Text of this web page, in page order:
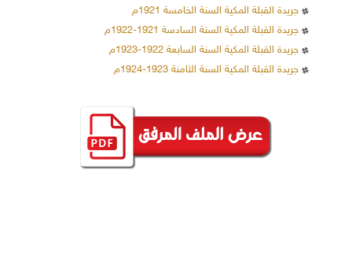
جريدة القبلة المكية السنة الخامسة 1921م
جريدة القبلة المكية السنة السادسة 1921-1922م
جريدة القبلة المكية السنة السابعة 1922-1923م
جريدة القبلة المكية السنة الثامنة 1923-1924م